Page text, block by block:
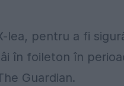
lea, pentru a fi
în foileton în
Guardian.